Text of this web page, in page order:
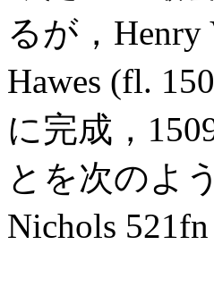
るが，
Hawes (fl.
に完成，
とを次のよ
Nichols